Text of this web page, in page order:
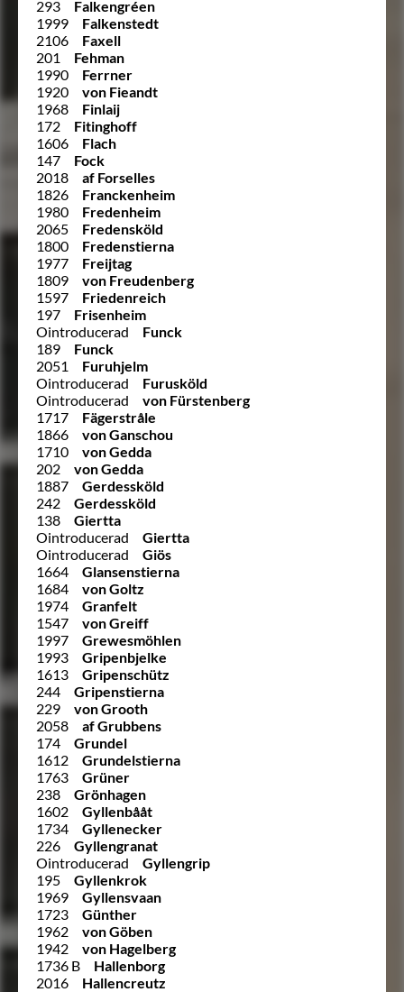
293
Falkengréen
1999
Falkenstedt
2106
Faxell
201
Fehman
1990
Ferrner
1920
von Fieandt
1968
Finlaij
172
Fitinghoff
1606
Flach
147
Fock
2018
af Forselles
1826
Franckenheim
1980
Fredenheim
2065
Fredensköld
1800
Fredenstierna
1977
Freijtag
1809
von Freudenberg
1597
Friedenreich
197
Frisenheim
Ointroducerad
Funck
189
Funck
2051
Furuhjelm
Ointroducerad
Furusköld
Ointroducerad
von Fürstenberg
1717
Fägerstråle
1866
von Ganschou
1710
von Gedda
202
von Gedda
1887
Gerdessköld
242
Gerdessköld
138
Giertta
Ointroducerad
Giertta
Ointroducerad
Giös
1664
Glansenstierna
1684
von Goltz
1974
Granfelt
1547
von Greiff
1997
Grewesmöhlen
1993
Gripenbjelke
1613
Gripenschütz
244
Gripenstierna
229
von Grooth
2058
af Grubbens
174
Grundel
1612
Grundelstierna
1763
Grüner
238
Grönhagen
1602
Gyllenbååt
1734
Gyllenecker
226
Gyllengranat
Ointroducerad
Gyllengrip
195
Gyllenkrok
1969
Gyllensvaan
1723
Günther
1962
von Göben
1942
von Hagelberg
1736 B
Hallenborg
2016
Hallencreutz